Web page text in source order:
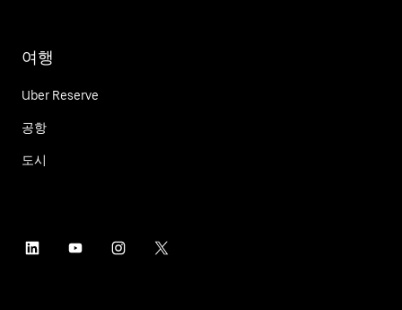
여행
Uber Reserve
공항
도시